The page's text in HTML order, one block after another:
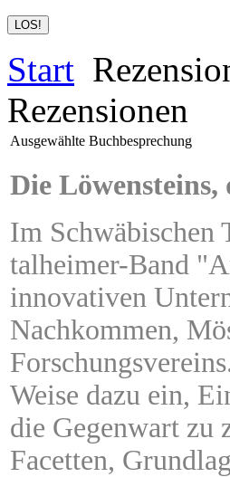
Start
Rezensionen
Ausgewählte Buchbesprechung
Die Löwensteins,
Im Schwäbischen
talheimer-Band
innovativen
Nachkommen,
Weise dazu ein,
die Gegenwart zu
Facetten,